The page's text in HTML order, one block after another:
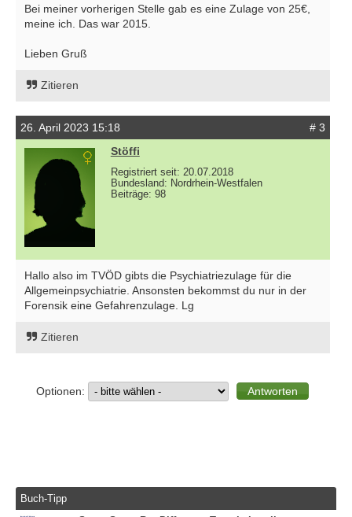
Bei meiner vorherigen Stelle gab es eine Zulage von 25€,
meine ich. Das war 2015.
Lieben Gruß
Zitieren
26. April 2023 15:18
# 3
Stöffi
Registriert seit: 20.07.2018
Bundesland: Nordrhein-Westfalen
Beiträge: 98
Hallo also im TVÖD gibts die Psychiatriezulage für die
Allgemeinpsychiatrie. Ansonsten bekommst du nur in der
Forensik eine Gefahrenzulage. Lg
Zitieren
Optionen:
Buch-Tipp